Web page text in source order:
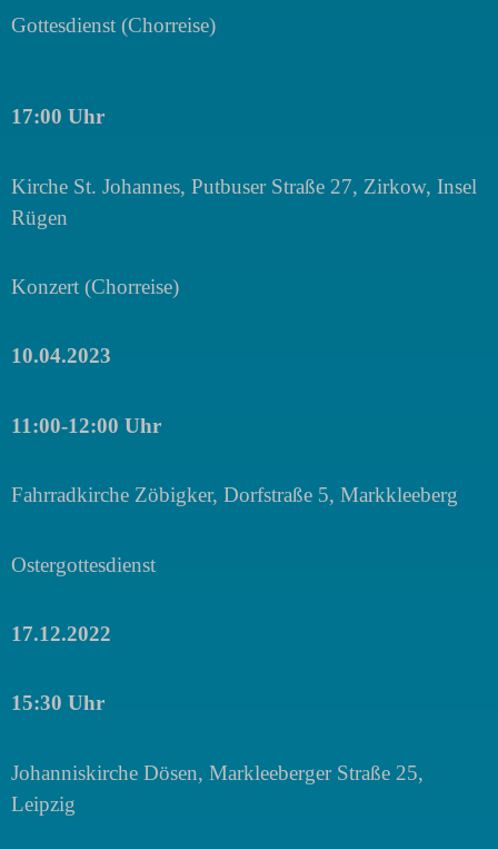
Gottesdienst (Chorreise)
17:00 Uhr
Kirche St. Johannes, Putbuser Straße 27, Zirkow, Insel
Rügen
Konzert (Chorreise)
10.04.2023
11:00-12:00 Uhr
Fahrradkirche Zöbigker, Dorfstraße 5, Markkleeberg
Ostergottesdienst
17.12.2022
15:30 Uhr
Johanniskirche Dösen, Markleeberger Straße 25,
Leipzig